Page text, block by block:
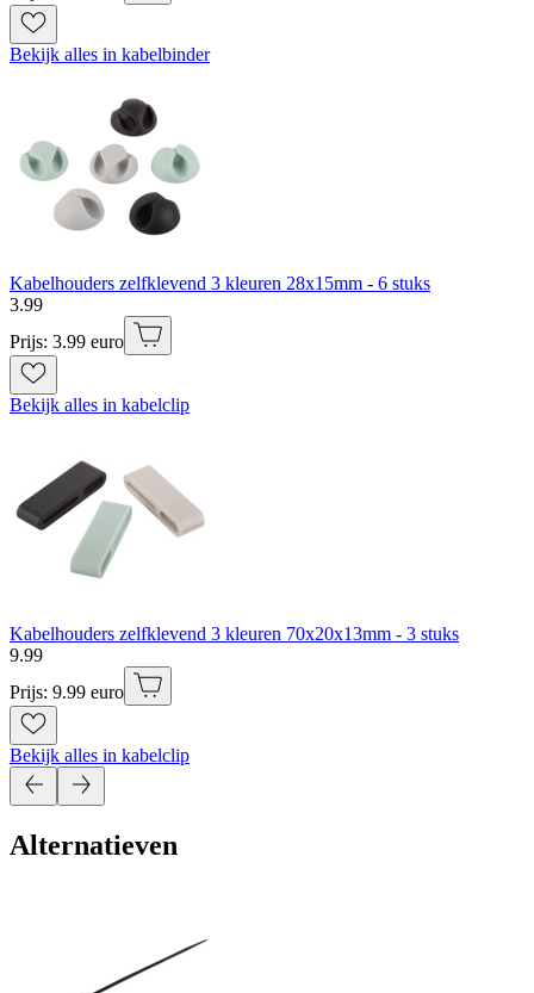
Bekijk alles in kabelbinder
Kabelhouders zelfklevend 3 kleuren 28x15mm - 6 stuks
3.99
Prijs: 3.99 euro
Bekijk alles in kabelclip
Kabelhouders zelfklevend 3 kleuren 70x20x13mm - 3 stuks
9.99
Prijs: 9.99 euro
Bekijk alles in kabelclip
Alternatieven